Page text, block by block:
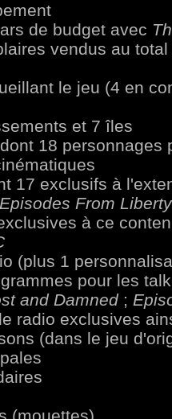
de budget avec
vendus au
le jeu (4 en
et 7 îles
18 personnages
17 exclusifs à
Episodes From
à ce
(plus 1
pour les
and Damned;
radio exclusives
(dans le jeu